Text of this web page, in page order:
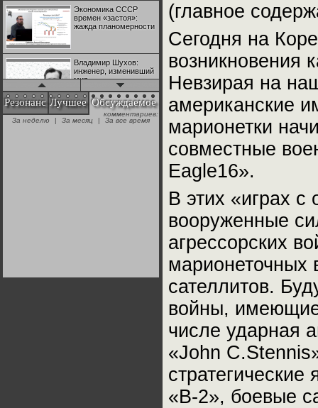
Экономика СССР
времен «застоя»:
жажда планомерности
Владимир Шухов:
инженер, изменивший
мир
"Аркадий Коц" на
эгалите-фесте "Не
Резонанс Лучшее Обсуждаемое
комментариев:
За неделю
| За месяц | За все время
(главное
Сегодня на
возникновения
Невзирая на
американские
марионетки
совместные
Eagle16».
В этих «играх с
вооруженные
агрессорских
марионеточных
сателлитов.
войны,
числе ударная
«John
«В-2», боевые